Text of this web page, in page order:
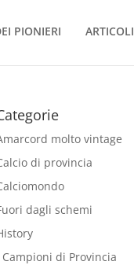
PIONIERI ARTICOLI
molto vintage
di provincia
dagli schemi
Campioni di Provincia